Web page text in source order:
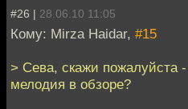
#26 | 28.06.10 11:05
Кому: Mirza Haidar, #15
> Сева, скажи пожалуйста -
мелодия в обзоре?